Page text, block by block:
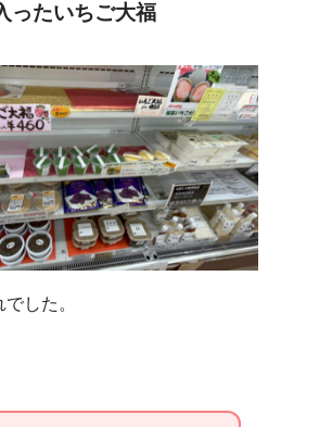
ったいちご大福
した。